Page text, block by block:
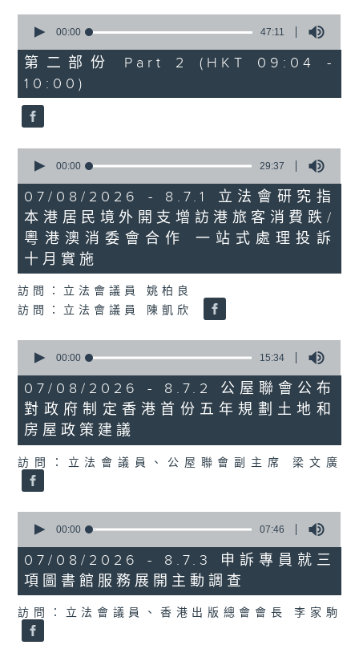
seconds
47
minutes,
11
seconds
00:00 47:11
第二部份 Part 2 (HKT 09:04 -
10:00)
seconds
29
minutes,
37
seconds
00:00 29:37
07/08/2026 - 8.7.1 立法會研究指
本港居民境外開支增訪港旅客消費跌/
粵港澳消委會合作 一站式處理投訴
十月實施
訪問：立法會議員 姚柏良
訪問：立法會議員 陳凱欣
seconds
15
minutes,
34
seconds
00:00 15:34
07/08/2026 - 8.7.2 公屋聯會公布
對政府制定香港首份五年規劃土地和
房屋政策建議
訪問：立法會議員、公屋聯會副主席 梁文廣
seconds
7
minutes,
46
seconds
00:00 07:46
07/08/2026 - 8.7.3 申訴專員就三
項圖書館服務展開主動調查
訪問：立法會議員、香港出版總會會長 李家駒